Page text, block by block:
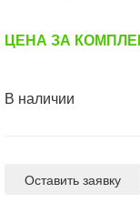
ЦЕНА ЗА
В наличии
Оставить заявку